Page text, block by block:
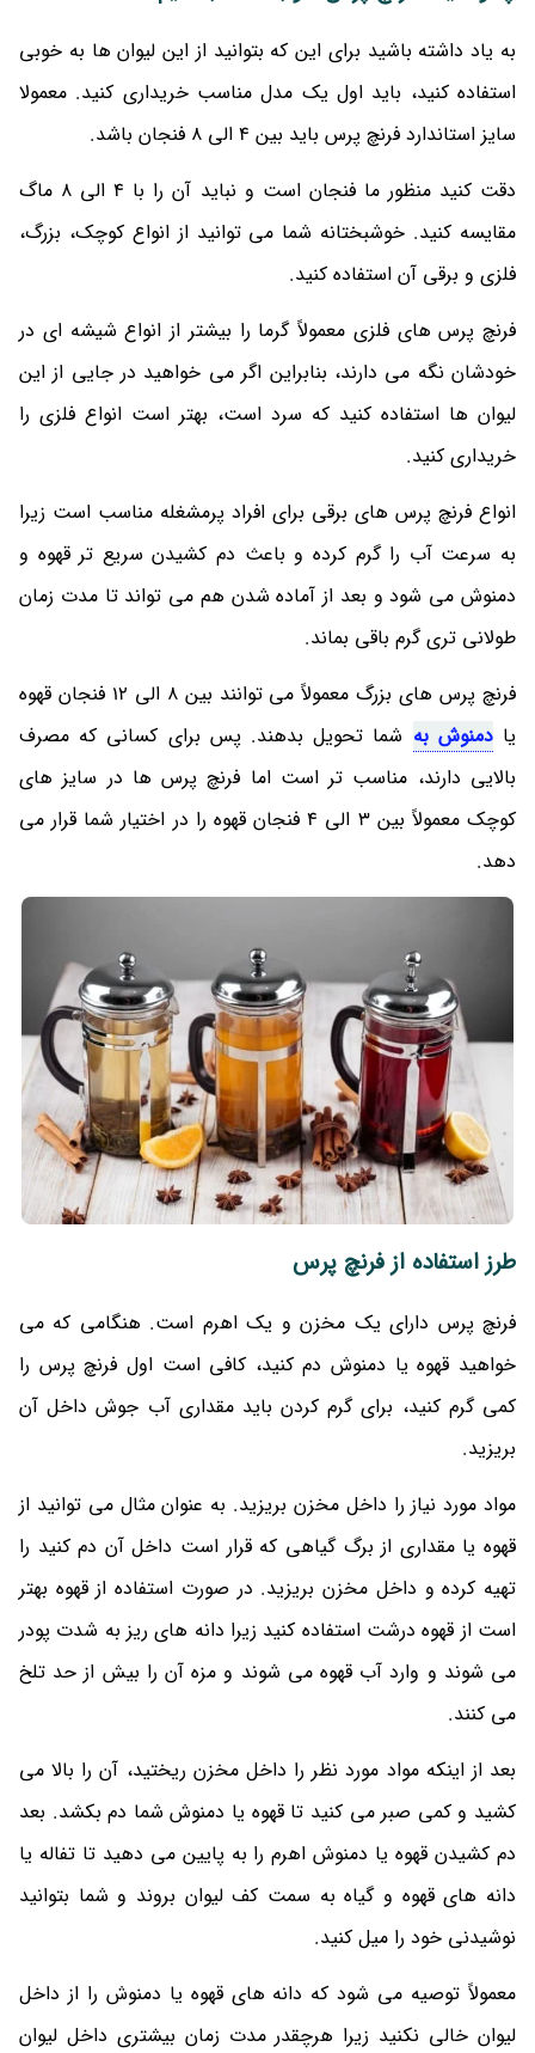
به یاد داشته باشید برای این که بتوانید از این لیوان ها به خوبی
استفاده کنید، باید اول یک مدل مناسب خریداری کنید. معمولا
سایز استاندارد فرنچ پرس باید بین 4 الی 8 فنجان باشد.
دقت کنید منظور ما فنجان است و نباید آن را با 4 الی 8 ماگ
مقایسه کنید. خوشبختانه شما می توانید از انواع کوچک، بزرگ،
فلزی و برقی آن استفاده کنید.
فرنچ پرس های فلزی معمولاً گرما را بیشتر از انواع شیشه ای در
خودشان نگه می دارند، بنابراین اگر می خواهید در جایی از این
لیوان ها استفاده کنید که سرد است، بهتر است انواع فلزی را
خریداری کنید.
انواع فرنچ پرس های برقی برای افراد پرمشغله مناسب است زیرا
به سرعت آب را گرم کرده و باعث دم کشیدن سریع تر قهوه و
دمنوش می شود و بعد از آماده شدن هم می تواند تا مدت زمان
طولانی تری گرم باقی بماند.
فرنچ پرس های بزرگ معمولاً می توانند بین 8 الی 12 فنجان قهوه
یادمنوش به شما تحویل بدهند. پس برای کسانی که مصرف
بالایی دارند، مناسب تر است اما فرنچ پرس ها در سایز های
کوچک معمولاً بین 3 الی 4 فنجان قهوه را در اختیار شما قرار می
دهد.
طرز استفاده از فرنچ پرس
فرنچ پرس دارای یک مخزن و یک اهرم است. هنگامی که می
خواهید قهوه یا دمنوش دم کنید، کافی است اول فرنچ پرس را
کمی گرم کنید، برای گرم کردن باید مقداری آب جوش داخل آن
بریزید.
مواد مورد نیاز را داخل مخزن بریزید. به عنوان مثال می توانید از
قهوه یا مقداری از برگ گیاهی که قرار است داخل آن دم کنید را
تهیه کرده و داخل مخزن بریزید. در صورت استفاده از قهوه بهتر
است از قهوه درشت استفاده کنید زیرا دانه های ریز به شدت پودر
می شوند و وارد آب قهوه می شوند و مزه آن را بیش از حد تلخ
می کنند.
بعد از اینکه مواد مورد نظر را داخل مخزن ریختید، آن را بالا می
کشید و کمی صبر می کنید تا قهوه یا دمنوش شما دم بکشد. بعد
دم کشیدن قهوه یا دمنوش اهرم را به پایین می دهید تا تفاله یا
دانه های قهوه و گیاه به سمت کف لیوان بروند و شما بتوانید
نوشیدنی خود را میل کنید.
معمولاً توصیه می شود که دانه های قهوه یا دمنوش را از داخل
لیوان خالی نکنید زیرا هرچقدر مدت زمان بیشتری داخل لیوان